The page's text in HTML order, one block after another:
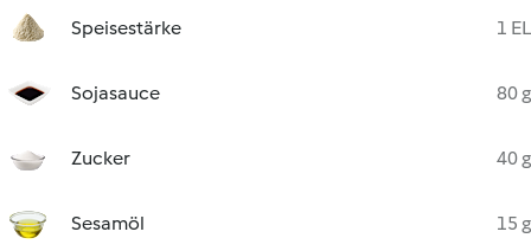
Speisestärke 1 EL
Sojasauce 80 g
Zucker 40 g
Sesamöl
15 g